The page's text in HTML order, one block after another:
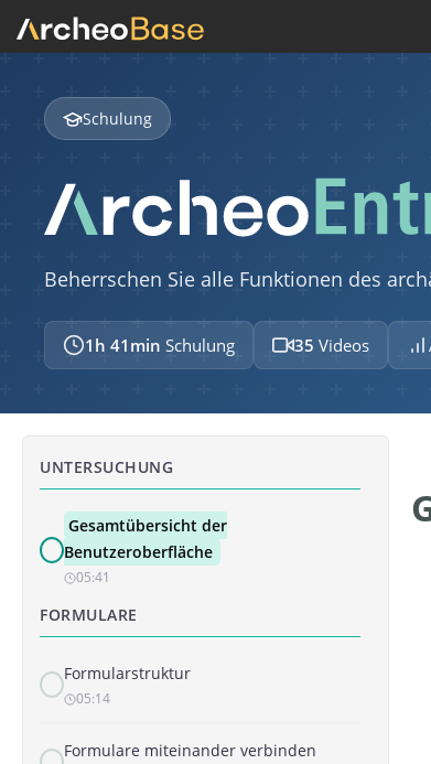
Schulung
Beherrschen Sie alle Funktionen des
1h 41min Schulung 35 Videos
UNTERSUCHUNG
Gesamtübersicht der
Benutzeroberfläche
05:41
FORMULARE
Formularstruktur
05:14
Formulare miteinander verbinden